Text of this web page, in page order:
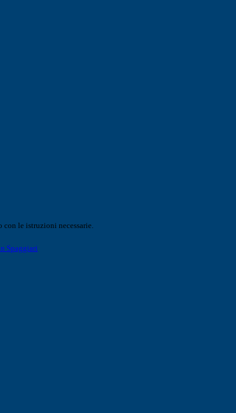
le istruzioni necessarie.
Spaggiari